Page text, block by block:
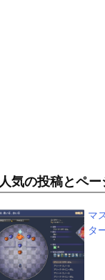
人気の投稿とペー
マ
タ